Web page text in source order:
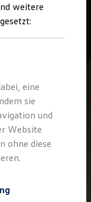
weitere
eine
sie
und
Website
ohne diese